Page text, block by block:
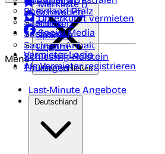
Rheinland Pfalz
Saarland
Sachsen
Sachsen-Anhalt
Schleswig-Holstein
Thüringen
Schweden
Schweiz
Spanien
Ungarn
Merkliste ()
Unterkunft vermieten
Social Media
Vermieter-Login
Als Vermieter registrieren
Menü
Menü schließen
Last-Minute Angebote
Deutschland